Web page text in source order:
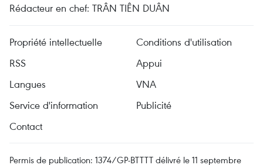
Rédacteur en chef: TRÂN TIÊN DUÂN
Propriété intellectuelle
Conditions d'utilisation
RSS
Appui
Langues
VNA
Service d'information
Publicité
Contact
Permis de publication: 1374/GP-BTTTT délivré le 11 septembre